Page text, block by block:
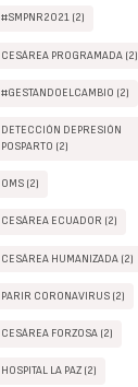
#SMPNR2021 (2)
CESÁREA PROGRAMADA (2)
#GESTANDOELCAMBIO (2)
DETECCIÓN DEPRESIÓN
POSPARTO (2)
OMS (2)
CESÁREA ECUADOR (2)
CESÁREA HUMANIZADA (2)
PARIR CORONAVIRUS (2)
CESÁREA FORZOSA (2)
HOSPITAL LA PAZ (2)